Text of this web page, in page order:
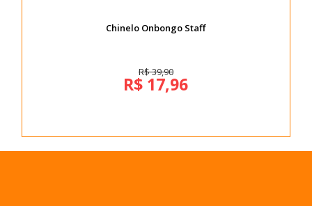
Chinelo Onbongo Staff
R$ 39,90
R$ 17,96